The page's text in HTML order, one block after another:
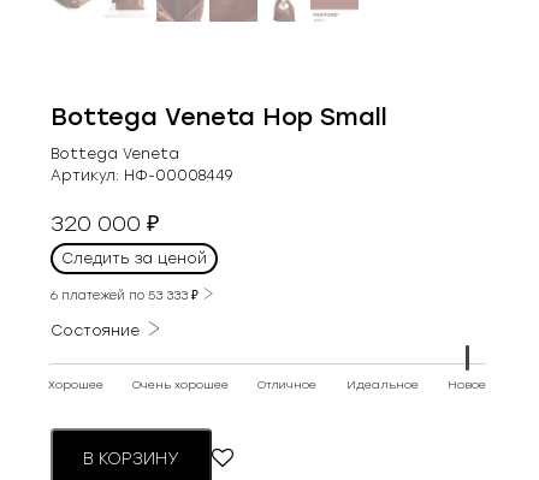
Bottega Veneta Hop Small
Bottega Veneta
Артикул: НФ-00008449
320 000₽
Следить за ценой
6 платежей по53 333₽
Состояние
Хорошее Очень хорошее Отличное Идеальное Новое
В КОРЗИНУ